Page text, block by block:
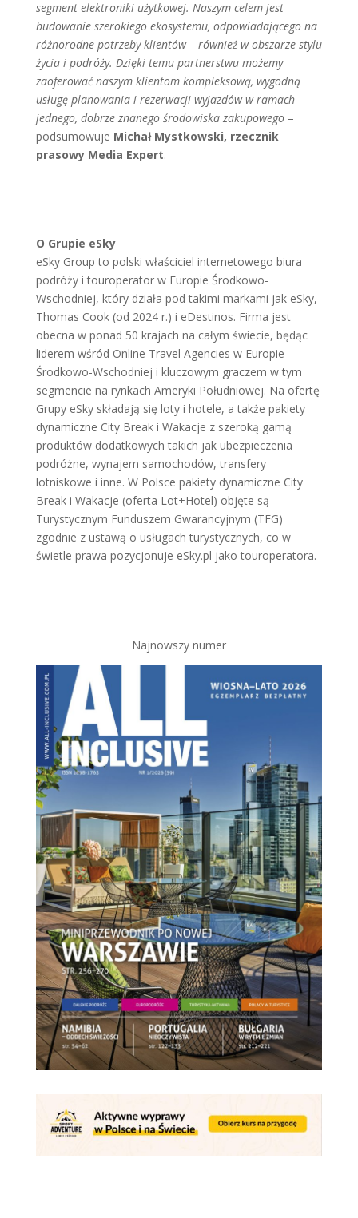
segment elektroniki użytkowej. Naszym celem jest
budowanie szerokiego ekosystemu, odpowiadającego na
różnorodne potrzeby klientów – również w obszarze stylu
życia i podróży. Dzięki temu partnerstwu możemy
zaoferować naszym klientom kompleksową, wygodną
usługę planowania i rezerwacji wyjazdów w ramach
jednego, dobrze znanego środowiska zakupowego–
podsumowuje Michał Mystkowski, rzecznik
prasowy Media Expert.
O Grupie eSky
eSky Group to polski właściciel internetowego biura
podróży i touroperator w Europie Środkowo-
Wschodniej, który działa pod takimi markami jak eSky,
Thomas Cook (od 2024 r.) i eDestinos. Firma jest
obecna w ponad 50 krajach na całym świecie, będąc
liderem wśród Online Travel Agencies w Europie
Środkowo-Wschodniej i kluczowym graczem w tym
segmencie na rynkach Ameryki Południowej. Na ofertę
Grupy eSky składają się loty i hotele, a także pakiety
dynamiczne City Break i Wakacje z szeroką gamą
produktów dodatkowych takich jak ubezpieczenia
podróżne, wynajem samochodów, transfery
lotniskowe i inne. W Polsce pakiety dynamiczne City
Break i Wakacje (oferta Lot+Hotel) objęte są
Turystycznym Funduszem Gwarancyjnym (TFG)
zgodnie z ustawą o usługach turystycznych, co w
świetle prawa pozycjonuje eSky.pl jako touroperatora.
Najnowszy numer